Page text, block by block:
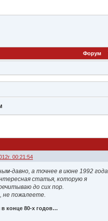
Форум
00:21:54
давно, а точнее в июне 1992 года
статья, которую я
до сих пор.
не пожалеете.
в конце 80-х годов…